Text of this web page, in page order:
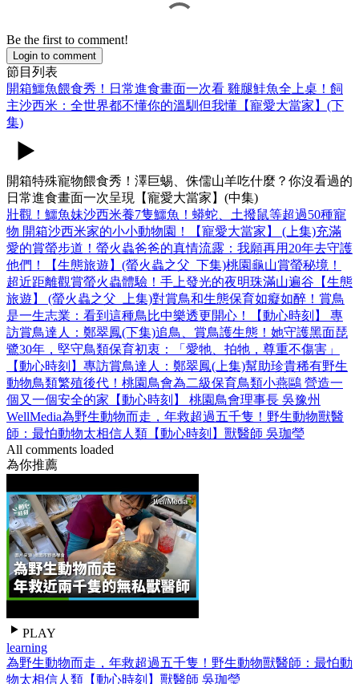
Be the first to comment!
Login to comment
節目列表
開箱鱷魚餵食秀！日常進食畫面一次看 雞腿鮭魚全上桌！飼
主沙西米：全世界都不懂你的溫馴但我懂【寵愛大當家】(下
集)
開箱特殊寵物餵食秀！澤巨蜴、侏儒山羊吃什麼？你沒看過的
日常進食畫面一次呈現【寵愛大當家】(中集)
壯觀！鱷魚妹沙西米養7隻鱷魚！蟒蛇、土撥鼠等超過50種寵
物 開箱沙西米家的小小動物園！【寵愛大當家】 (上集)充滿
愛的賞螢步道！螢火蟲爸爸的真情流露：我願再用20年去守護
他們！【生態旅遊】(螢火蟲之父_下集)桃園龜山賞螢秘境！
超近距離觀賞螢火蟲體驗！手上發光的夜明珠滿山遍谷【生態
旅遊】 (螢火蟲之父_上集)對賞鳥和生態保育如癡如醉！賞鳥
是一生志業：看到這種鳥比中樂透更開心！【動心時刻】 專
訪賞鳥達人：鄭翠鳳(下集)追鳥、賞鳥護生態！她守護黑面琵
鷺30年，堅守鳥類保育初衷：「愛牠、拍牠，尊重不傷害」
【動心時刻】專訪賞鳥達人：鄭翠鳳(上集)幫助珍貴稀有野生
動物鳥類繁殖後代！桃園鳥會為二級保育鳥類小燕鷗 營造一
個又一個安全的家【動心時刻】 桃園鳥會理事長 吳豫州
WellMedia為野生動物而走，年救超過五千隻！野生動物獸醫
師：最怕動物太相信人類【動心時刻】獸醫師 吳珈瑩
All comments loaded
為你推薦
PLAY
learning
為野生動物而走，年救超過五千隻！野生動物獸醫師：最怕動
物太相信人類【動心時刻】獸醫師 吳珈瑩